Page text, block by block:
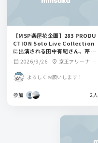
【MSP楽屋花企画】283 PRODU
CTION Solo Live Collection
に出演される田中有紀さん、芹沢
あさひさん宛
calendar_month 2026/9/26 location_on 京王アリーナTO
よろしくお願いします！
参加 2人